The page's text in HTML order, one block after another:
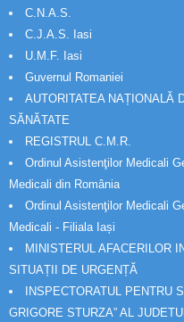
C.N.A.S.
C.J.A.S. Iasi
U.M.F. Iasi
Guvernul Romaniei
AUTORITATEA NAȚIONALĂ
SĂNĂTATE
REGISTRUL C.M.R.
Ordinul Asistenţilor Medicali
Medicali din România
Ordinul Asistenţilor Medicali
Medicali - Filiala Iași
MINISTERUL AFACERILOR
SITUAȚII DE URGENȚĂ
INSPECTORATUL PENTRU
GRIGORE STURZA” AL